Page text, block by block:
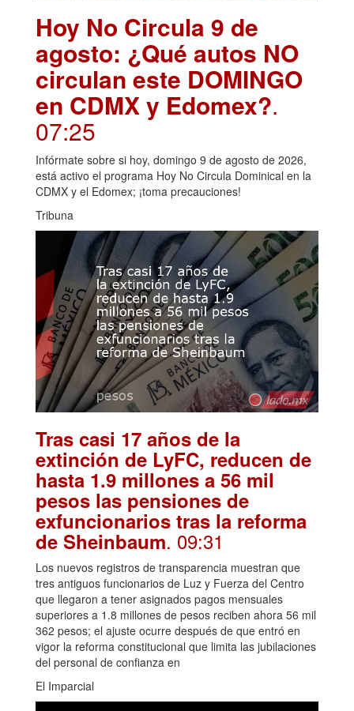
Hoy No Circula 9 de
agosto: ¿Qué autos NO
circulan este DOMINGO
en CDMX y Edomex?.
07:25
Infórmate sobre si hoy, domingo 9 de agosto de 2026,
está activo el programa Hoy No Circula Dominical en la
CDMX y el Edomex; ¡toma precauciones!
Tribuna
Tras casi 17 años de la
extinción de LyFC, reducen de
hasta 1.9 millones a 56 mil
pesos las pensiones de
exfuncionarios tras la reforma
de Sheinbaum. 09:31
Los nuevos registros de transparencia muestran que
tres antiguos funcionarios de Luz y Fuerza del Centro
que llegaron a tener asignados pagos mensuales
superiores a 1.8 millones de pesos reciben ahora 56 mil
362 pesos; el ajuste ocurre después de que entró en
vigor la reforma constitucional que limita las jubilaciones
del personal de confianza en
El Imparcial